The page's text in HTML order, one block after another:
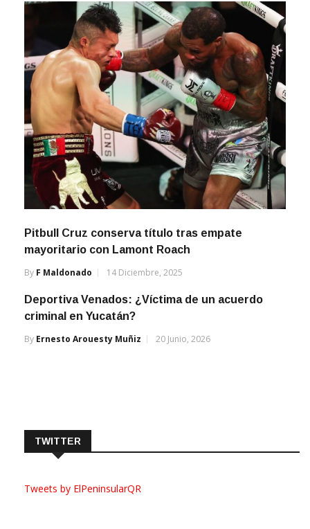
Pitbull Cruz conserva título tras empate
mayoritario con Lamont Roach
By F Maldonado 14 Diciembre, 2025
Deportiva Venados: ¿Víctima de un acuerdo
criminal en Yucatán?
By Ernesto Arouesty Muñiz 20 Junio, 2026
TWITTER
Tweets by ElPeninsularQR